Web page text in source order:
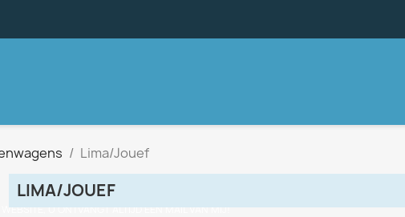
Lima/Jouef
U ONTVANGT ALTIJD EEN MAIL VAN MIJ!
LIMA/JOUEF